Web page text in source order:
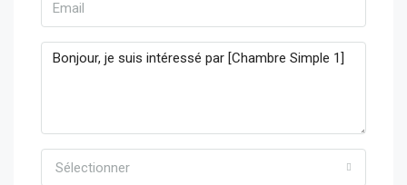
Sélectionner